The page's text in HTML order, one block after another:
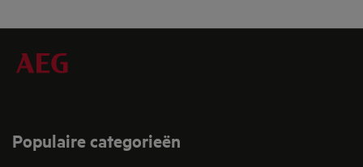
Populaire categorieën